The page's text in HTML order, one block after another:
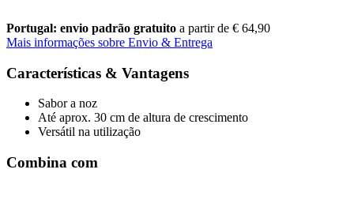
Portugal: envio padrão gratuito a partir de € 64,90
Mais informações sobre Envio & Entrega
Características & Vantagens
Sabor a noz
Até aprox. 30 cm de altura de crescimento
Versátil na utilização
Combina com